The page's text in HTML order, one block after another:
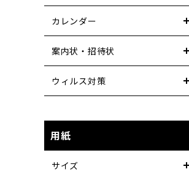
カレンダー
案内状・招待状
ウィルス対策
用紙
サイズ